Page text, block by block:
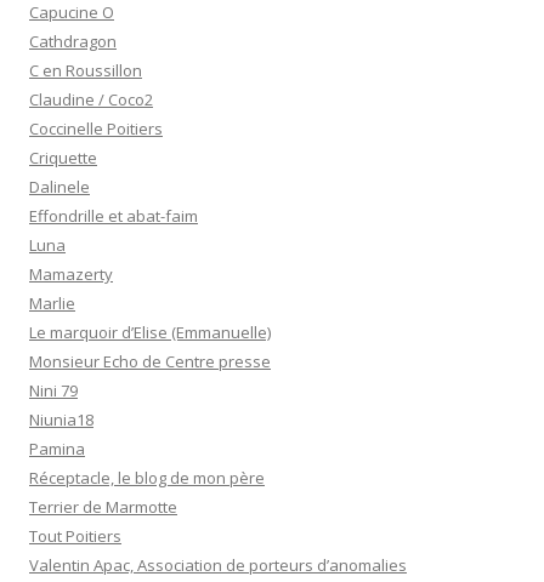
Capucine O
Cathdragon
C en Roussillon
Claudine / Coco2
Coccinelle Poitiers
Criquette
Dalinele
Effondrille et abat-faim
Luna
Mamazerty
Marlie
Le marquoir d’Elise (Emmanuelle)
Monsieur Echo de Centre presse
Nini 79
Niunia18
Pamina
Réceptacle, le blog de mon père
Terrier de Marmotte
Tout Poitiers
Valentin Apac, Association de porteurs d’anomalies